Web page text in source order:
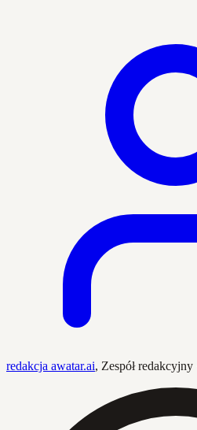
redakcja awatar.ai, Zespół redakcyjny